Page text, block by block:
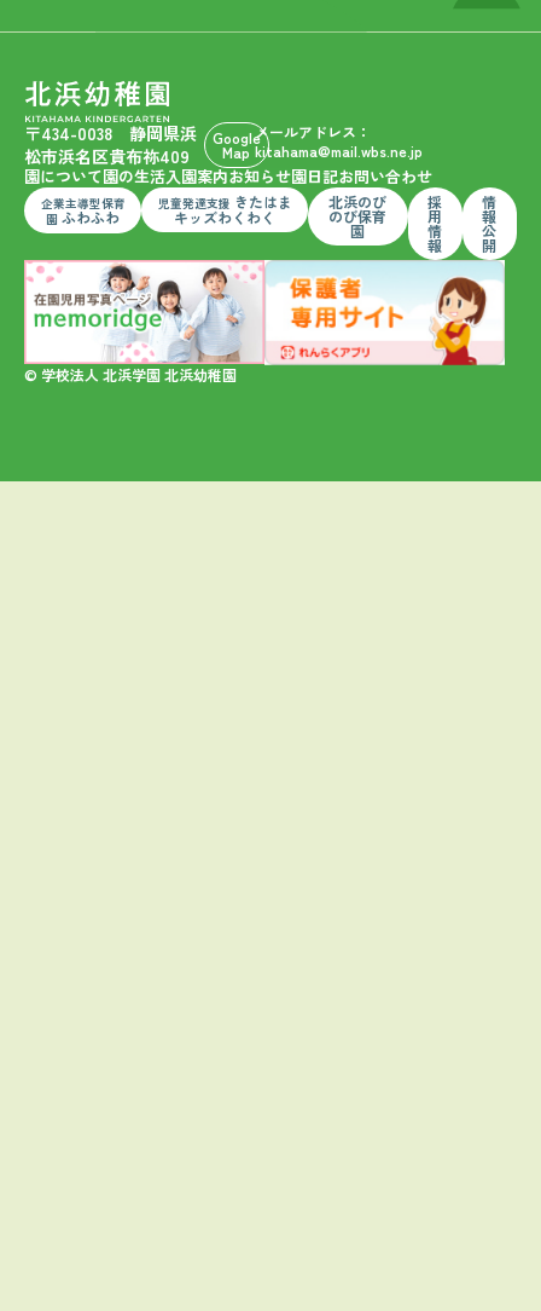
〒434-0038 静岡県浜
松市浜名区貴布祢409
Google
Map
メールアドレス：
kitahama@mail.wbs.ne.jp
園について園の生活入園案内お知らせ園日記お問い合わせ
企業主導型保育
園 ふわふわ
児童発達支援 きたはま
キッズわくわく
北浜のび
のび保育
園
採
用
情
報
情
報
公
開
© 学校法人 北浜学園 北浜幼稚園